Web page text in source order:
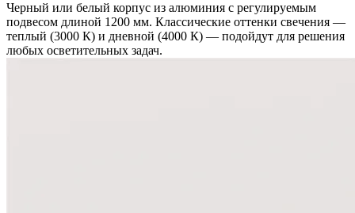
Черный или белый корпус из алюминия с регулируемым
подвесом длиной 1200 мм. Классические оттенки свечения —
теплый (3000 К) и дневной (4000 К) — подойдут для решения
любых осветительных задач.